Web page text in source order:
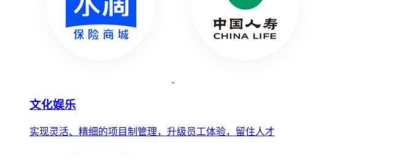
文化娱乐
实现灵活、精细的项目制管理，升级员工体验，留住人才